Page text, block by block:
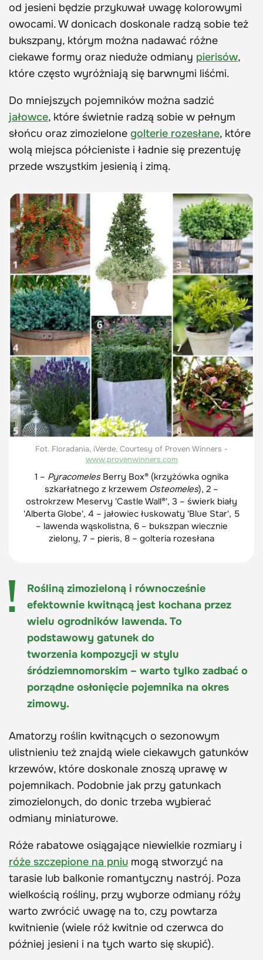
od jesieni będzie przykuwał uwagę kolorowymi
owocami. W donicach doskonale radzą sobie też
bukszpany, którym można nadawać różne
ciekawe formy oraz nieduże odmiany pierisów,
które często wyróżniają się barwnymi liśćmi.
Do mniejszych pojemników można sadzić
jałowce, które świetnie radzą sobie w pełnym
słońcu oraz zimozielone golterie rozesłane, które
wolą miejsca półcieniste i ładnie się prezentuję
przede wszystkim jesienią i zimą.
Fot. Floradania, iVerde, Courtesy of Proven Winners -
www.provenwinners.com
1 – PyracomelesBerry Box® (krzyżówka ognika
szkarłatnego z krzewem Osteomeles), 2 –
ostrokrzew Meservy 'Castle Wall®', 3 – świerk biały
'Alberta Globe', 4 – jałowiec łuskowaty 'Blue Star', 5
– lawenda wąskolistna, 6 – bukszpan wiecznie
zielony, 7 – pieris, 8 – golteria rozesłana
Rośliną zimozieloną i równocześnie
efektownie kwitnącą jest kochana przez
wielu ogrodników lawenda. To
podstawowy gatunek do
tworzenia kompozycji w stylu
śródziemnomorskim – warto tylko zadbać o
porządne osłonięcie pojemnika na okres
zimowy.
Amatorzy roślin kwitnących o sezonowym
ulistnieniu też znajdą wiele ciekawych gatunków
krzewów, które doskonale znoszą uprawę w
pojemnikach. Podobnie jak przy gatunkach
zimozielonych, do donic trzeba wybierać
odmiany miniaturowe.
Róże rabatowe osiągające niewielkie rozmiary i
róże szczepione na pniu mogą stworzyć na
tarasie lub balkonie romantyczny nastrój. Poza
wielkością rośliny, przy wyborze odmiany róży
warto zwrócić uwagę na to, czy powtarza
kwitnienie (wiele róż kwitnie od czerwca do
później jesieni i na tych warto się skupić).